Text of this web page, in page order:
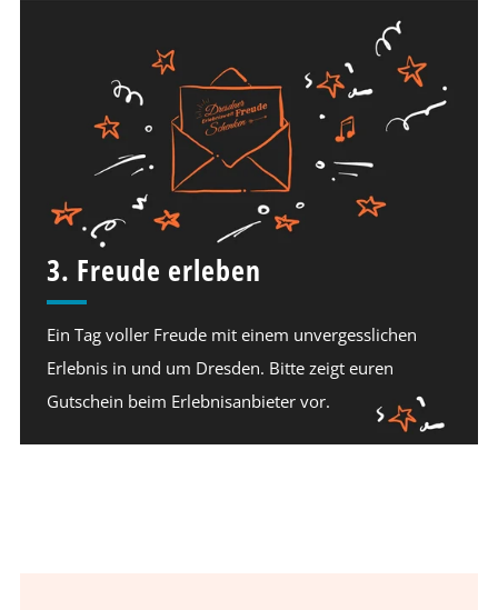
3. Freude erleben
Ein Tag voller Freude mit einem unvergesslichen
Erlebnis in und um Dresden. Bitte zeigt euren
Gutschein beim Erlebnisanbieter vor.